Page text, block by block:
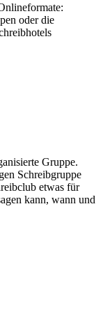
oder die
Gruppe.
Schreibgruppe
etwas für
kann, wann und